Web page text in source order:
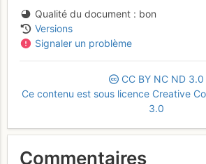
Qualité du document
bon
Versions
Signaler un problème
CC BY NC ND 3.0
Ce contenu est sous licence Creative
3.0
Commentaires